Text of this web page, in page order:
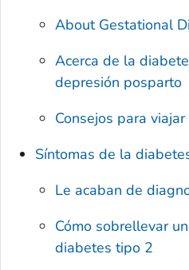
About Gestational
Acerca de la
depresión posparto
Consejos para
Síntomas de la
Le acaban de
Cómo sobrellevar
diabetes tipo 2